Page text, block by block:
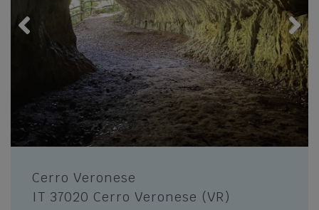
Mari, monti, laghi e città d'arte
Esplora il Veneto
LA PRIMA REGIONE TURISTICA IN ITALIA
Lessinia
ENOGASTRONOMIA
Piatti e prodotti tipici
Le Botteghe dei Sapori
Ristoranti e pizzerie, malghe e rifugi
BENESSERE E SHOPPING
I negozi dello shopping
Cerro Veronese
IT 37020 Cerro Veronese (VR)